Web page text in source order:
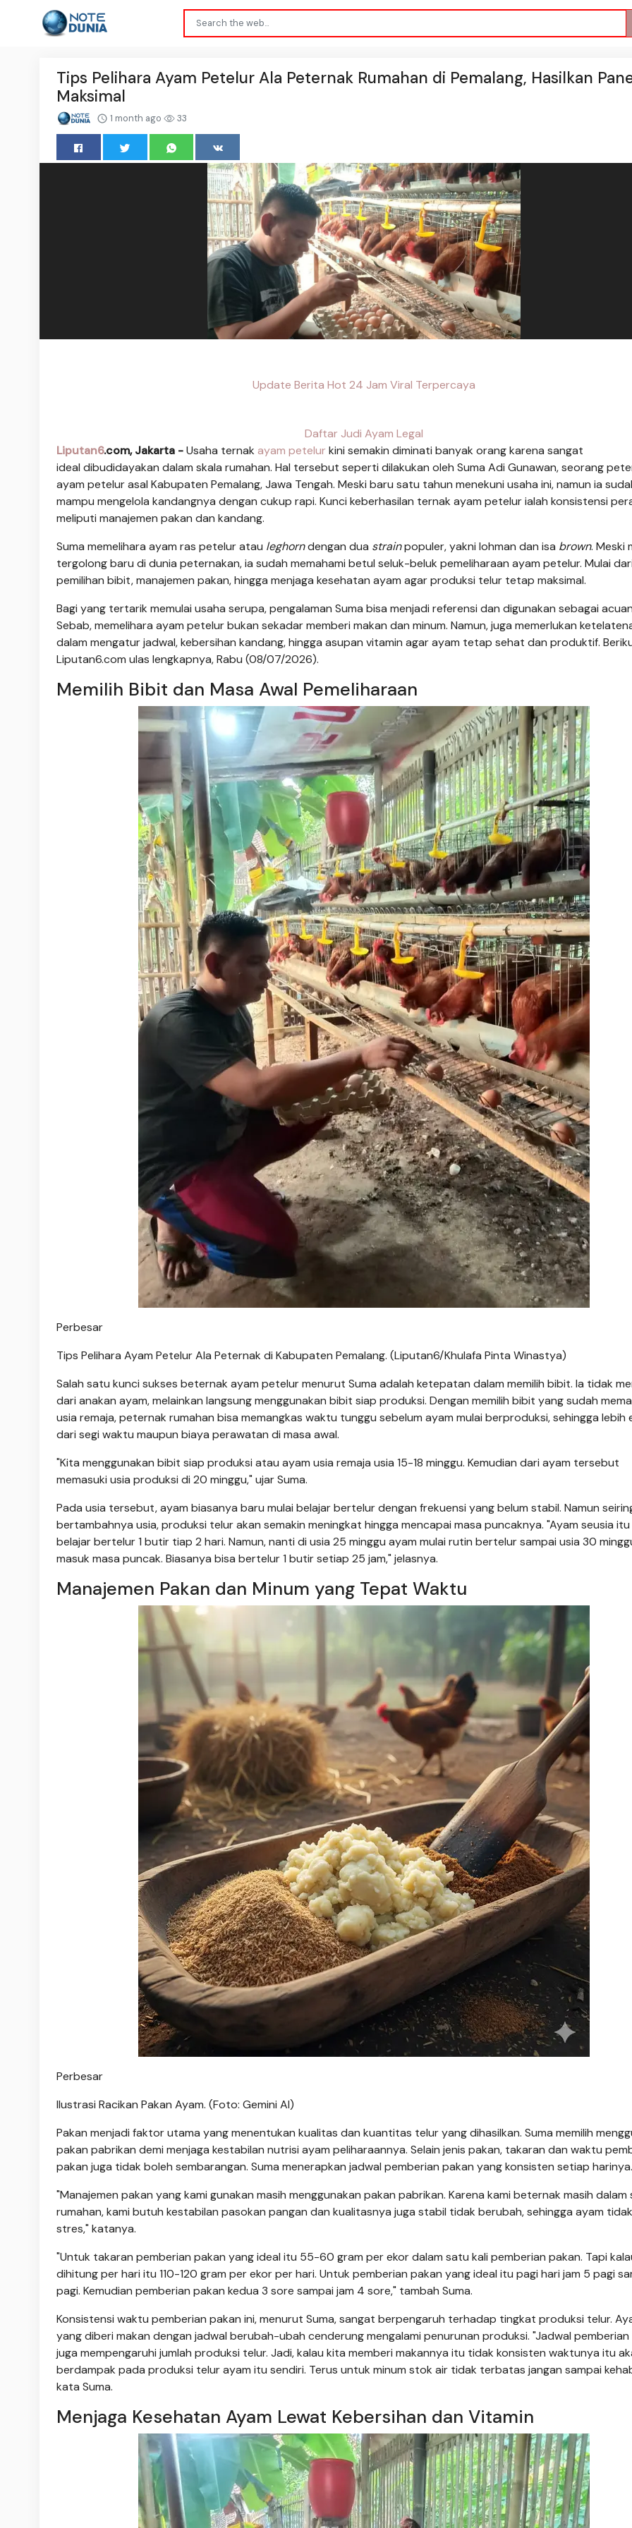
Tips Pelihara Ayam Petelur Ala Peternak Rumahan di Pemalang, Hasilkan
Maksimal
1 month ago 33
Update Berita Hot 24 Jam Viral Terpercaya
Daftar Judi Ayam Legal
Liputan6.com, Jakarta -Usaha ternak ayam petelurkini semakin diminati banyak orang karena sangat
ideal dibudidayakan dalam skala rumahan. Hal tersebut seperti dilakukan oleh Suma Adi Gunawan, seorang
ayam petelur asal Kabupaten Pemalang, Jawa Tengah. Meski baru satu tahun menekuni usaha ini, namun ia
mampu mengelola kandangnya dengan cukup rapi. Kunci keberhasilan ternak ayam petelur ialah konsistensi
meliputi manajemen pakan dan kandang.
Suma memelihara ayam ras petelur atau leghorndengan dua strainpopuler, yakni lohman dan isa brown. Meski
tergolong baru di dunia peternakan, ia sudah memahami betul seluk-beluk pemeliharaan ayam petelur. Mulai
pemilihan bibit, manajemen pakan, hingga menjaga kesehatan ayam agar produksi telur tetap maksimal.
Bagi yang tertarik memulai usaha serupa, pengalaman Suma bisa menjadi referensi dan digunakan sebagai
Sebab, memelihara ayam petelur bukan sekadar memberi makan dan minum. Namun, juga memerlukan
dalam mengatur jadwal, kebersihan kandang, hingga asupan vitamin agar ayam tetap sehat dan produktif.
Liputan6.com ulas lengkapnya, Rabu (08/07/2026).
Memilih Bibit dan Masa Awal Pemeliharaan
Perbesar
Tips Pelihara Ayam Petelur Ala Peternak di Kabupaten Pemalang. (Liputan6/Khulafa Pinta Winastya)
Salah satu kunci sukses beternak ayam petelur menurut Suma adalah ketepatan dalam memilih bibit. Ia tidak
dari anakan ayam, melainkan langsung menggunakan bibit siap produksi. Dengan memilih bibit yang sudah
usia remaja, peternak rumahan bisa memangkas waktu tunggu sebelum ayam mulai berproduksi, sehingga lebih
dari segi waktu maupun biaya perawatan di masa awal.
"Kita menggunakan bibit siap produksi atau ayam usia remaja usia 15-18 minggu. Kemudian dari ayam tersebut
memasuki usia produksi di 20 minggu," ujar Suma.
Pada usia tersebut, ayam biasanya baru mulai belajar bertelur dengan frekuensi yang belum stabil. Namun
bertambahnya usia, produksi telur akan semakin meningkat hingga mencapai masa puncaknya. "Ayam seusia itu
belajar bertelur 1 butir tiap 2 hari. Namun, nanti di usia 25 minggu ayam mulai rutin bertelur sampai usia 30
masuk masa puncak. Biasanya bisa bertelur 1 butir setiap 25 jam," jelasnya.
Manajemen Pakan dan Minum yang Tepat Waktu
Perbesar
Ilustrasi Racikan Pakan Ayam. (Foto: Gemini AI)
Pakan menjadi faktor utama yang menentukan kualitas dan kuantitas telur yang dihasilkan. Suma memilih
pakan pabrikan demi menjaga kestabilan nutrisi ayam peliharaannya. Selain jenis pakan, takaran dan waktu
pakan juga tidak boleh sembarangan. Suma menerapkan jadwal pemberian pakan yang konsisten setiap harinya.
"Manajemen pakan yang kami gunakan masih menggunakan pakan pabrikan. Karena kami beternak masih dalam
rumahan, kami butuh kestabilan pasokan pangan dan kualitasnya juga stabil tidak berubah, sehingga ayam
stres," katanya.
"Untuk takaran pemberian pakan yang ideal itu 55-60 gram per ekor dalam satu kali pemberian pakan. Tapi
dihitung per hari itu 110-120 gram per ekor per hari. Untuk pemberian pakan yang ideal itu pagi hari jam 5 pagi
pagi. Kemudian pemberian pakan kedua 3 sore sampai jam 4 sore," tambah Suma.
Konsistensi waktu pemberian pakan ini, menurut Suma, sangat berpengaruh terhadap tingkat produksi telur.
yang diberi makan dengan jadwal berubah-ubah cenderung mengalami penurunan produksi. "Jadwal
juga mempengaruhi jumlah produksi telur. Jadi, kalau kita memberi makannya itu tidak konsisten waktunya itu
berdampak pada produksi telur ayam itu sendiri. Terus untuk minum stok air tidak terbatas jangan sampai
kata Suma.
Menjaga Kesehatan Ayam Lewat Kebersihan dan Vitamin